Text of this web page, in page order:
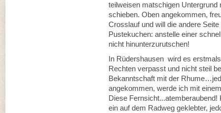
teilweisen matschigen
schieben. Oben angekommen,
Crosslauf und will die andere
Pustekuchen: anstelle einer
nicht hinunterzurutschen!
In Rüdershausen wird es
Rechten verpasst und nicht steil
Bekanntschaft mit der
angekommen, werde ich mit
Diese
ein auf dem Radweg geklebter,